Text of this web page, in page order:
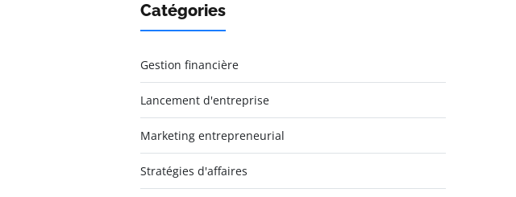
Catégories
Gestion financière
Lancement d'entreprise
Marketing entrepreneurial
Stratégies d'affaires